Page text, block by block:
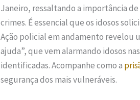
Janeiro, ressaltando a importância
crimes. É essencial que os idosos
Ação policial em andamento revelou
ajuda”, que vem alarmando idosos
identificadas. Acompanhe como a
segurança dos mais vulneráveis.